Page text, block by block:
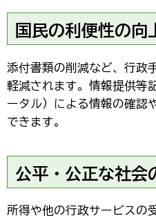
国民の利便性の向
添付書類の削減など、行政
軽減されます。情報提供等
ータル）による情報の確認
できます。
公平・公正な社会
所得や他の行政サービスの